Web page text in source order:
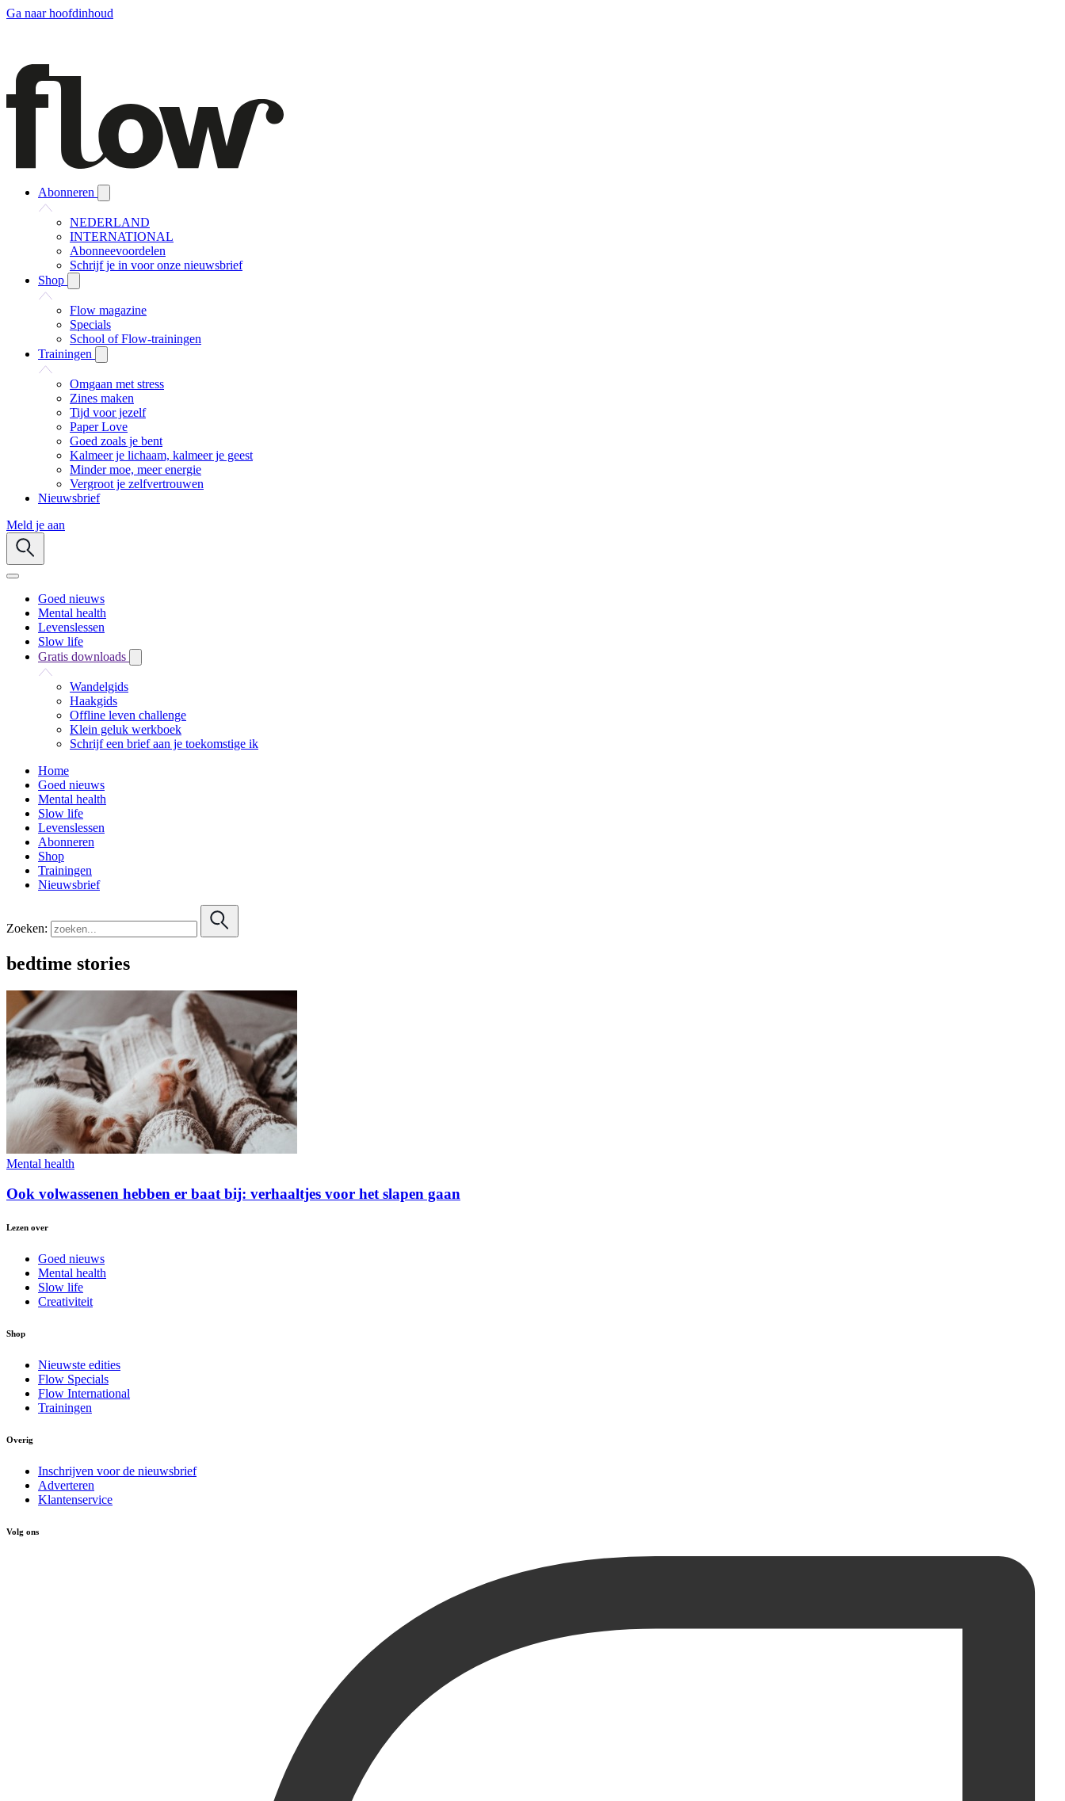
Ga naar hoofdinhoud
Abonneren
NEDERLAND
INTERNATIONAL
Abonneevoordelen
Schrijf je in voor onze nieuwsbrief
Shop
Flow magazine
Specials
School of Flow-trainingen
Trainingen
Omgaan met stress
Zines maken
Tijd voor jezelf
Paper Love
Goed zoals je bent
Kalmeer je lichaam, kalmeer je geest
Minder moe, meer energie
Vergroot je zelfvertrouwen
Nieuwsbrief
Meld je aan
Goed nieuws
Mental health
Levenslessen
Slow life
Gratis downloads
Wandelgids
Haakgids
Offline leven challenge
Klein geluk werkboek
Schrijf een brief aan je toekomstige ik
Home
Goed nieuws
Mental health
Slow life
Levenslessen
Abonneren
Shop
Trainingen
Nieuwsbrief
Zoeken:
bedtime stories
Mental health
Ook volwassenen hebben er baat bij: verhaaltjes voor het slapen gaan
Lezen over
Goed nieuws
Mental health
Slow life
Creativiteit
Shop
Nieuwste edities
Flow Specials
Flow International
Trainingen
Overig
Inschrijven voor de nieuwsbrief
Adverteren
Klantenservice
Volg ons